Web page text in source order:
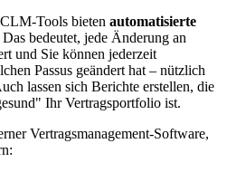
Tools bieten automatisierte
Das bedeutet, jede Änderung an
und Sie können jederzeit
Passus geändert hat – nützlich
lassen sich Berichte erstellen, die
Ihr Vertragsportfolio ist.
Vertragsmanagement-Software,